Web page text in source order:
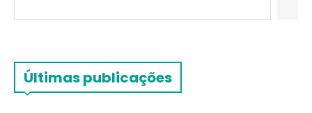
Últimas publicações